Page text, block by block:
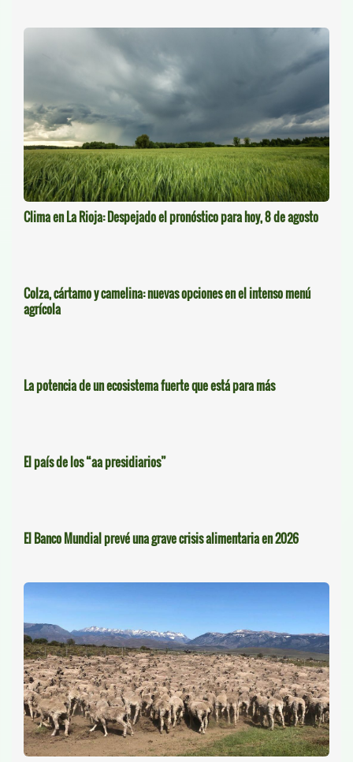
Clima en La Rioja: Despejado el pronóstico para hoy, 8 de agosto
Colza, cártamo y camelina: nuevas opciones en el intenso menú
agrícola
La potencia de un ecosistema fuerte que está para más
El país de los “aa presidiarios”
El Banco Mundial prevé una grave crisis alimentaria en 2026